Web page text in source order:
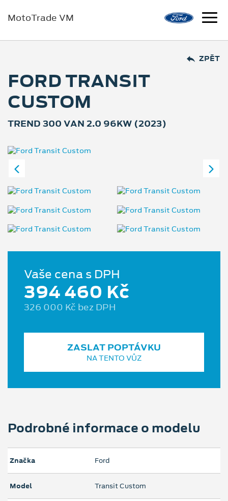
MotoTrade VM
ZPĚT
FORD TRANSIT
CUSTOM
TREND 300 VAN 2.0 96KW (2023)
Vaše cena s DPH
394 460 Kč
326 000 Kč bez DPH
ZASLAT POPTÁVKU
NA TENTO VŮZ
Podrobné informace o modelu
Značka Ford
Model Transit Custom